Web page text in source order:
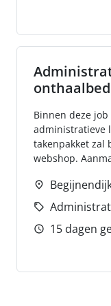
Binnen deze
administratieve
takenpakket zal
webshop.
15 dagen